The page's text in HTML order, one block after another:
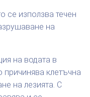
се използва течен
на
на водата в
причинява клетъчна
на лезията. С